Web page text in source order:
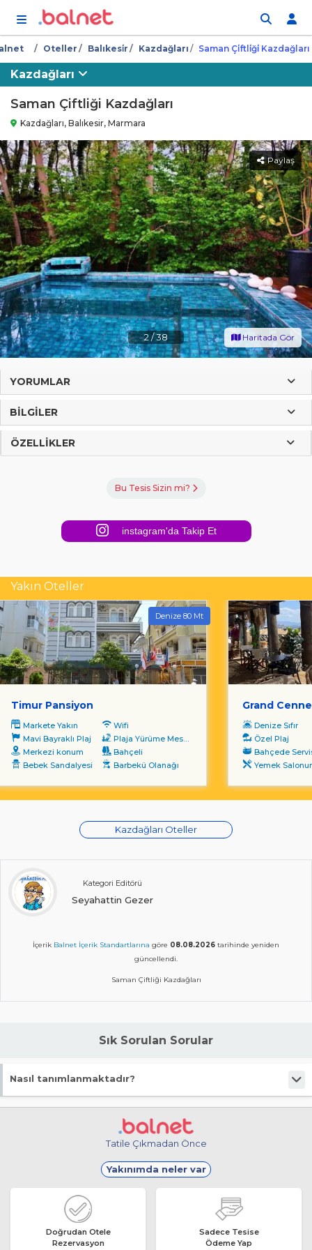
Oteller Balıkesi̇r Kazdağları Saman Çi̇ftli̇ği̇ Kazdağları
Kazdağları
Saman Çiftliği Kazdağları
Kazdağları, Balıkesir, Marmara
2 /38
Paylaş
Haritada Gör
YORUMLAR
BILGILER
ÖZELLIKLER
Bu Tesis Sizin mi?
instagram'da Takip Et
Yakın Oteller
Denize 80 Mt
Timur Pansiyon
Markete Yakın
Wifi
Mavi Bayraklı Plaj
Plaja Yürüme Mesafesi
Merkezi konum
Bahçeli
Bebek Sandalyesi
Barbekü Olanağı
Grand
Denize Sıfır
Özel Plaj
Bahçede
Yemek Salonunda
Kazdağları Oteller
Kategori Editörü
Seyahattin Gezer
İçerik Balnet İçerik Standartlarına göre 08.08.2026 tarihinde yeniden
güncellendi.
Saman Çiftliği Kazdağları
Sık Sorulan Sorular
Nasıl tanımlanmaktadır?
Tesis Dağ Oteli statüsündedir.
Tatile Çıkmadan Önce
Yakınımda neler var
Doğrudan Otele
Rezervasyon
Sadece Tesise
Ödeme Yap